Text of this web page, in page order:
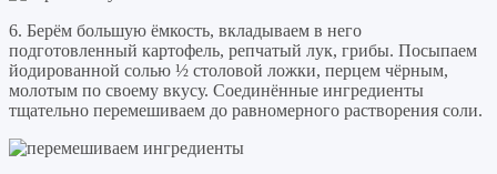
6. Берём большую ёмкость, вкладываем в него
подготовленный картофель, репчатый лук, грибы. Посыпаем
йодированной солью ½ столовой ложки, перцем чёрным,
молотым по своему вкусу. Соединённые ингредиенты
тщательно перемешиваем до равномерного растворения соли.